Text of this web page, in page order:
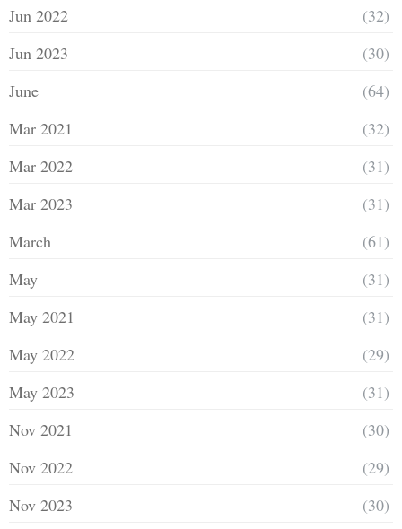
Jun 2022
(32)
Jun 2023
(30)
June
(64)
Mar 2021
(32)
Mar 2022
(31)
Mar 2023
(31)
March
(61)
May
(31)
May 2021
(31)
May 2022
(29)
May 2023
(31)
Nov 2021
(30)
Nov 2022
(29)
Nov 2023
(30)